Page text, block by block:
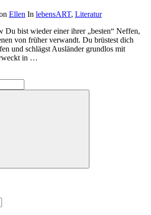
Ellen In lebensART, Literatur
bist wieder einer ihrer „besten“ Neffen,
von früher verwandt. Du brüstest dich
und schlägst Ausländer grundlos mit
in …
Suchen